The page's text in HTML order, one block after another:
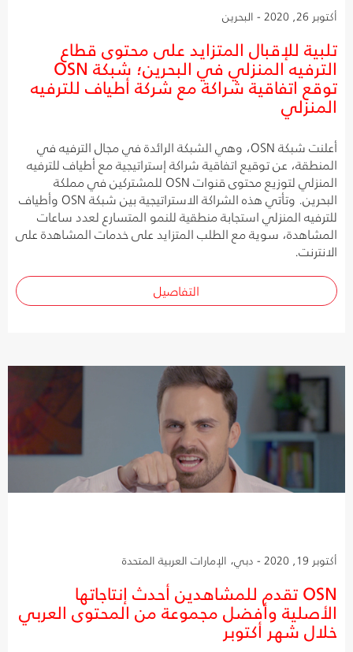
أكتوبر 26, 2020 - البحرين
تلبية للإقبال المتزايد على محتوى قطاع
الترفيه المنزلي في البحرين؛ شبكة OSN
توقع اتفاقية شراكة مع شركة أطياف للترفيه
المنزلي
أعلنت شبكة OSN، وهي الشبكة الرائدة في مجال الترفيه في
المنطقة، عن توقيع اتفاقية شراكة إستراتيجية مع أطياف للترفيه
المنزلي لتوزيع محتوى قنوات OSN للمشتركين في مملكة
البحرين. وتأتي هذه الشراكة الاستراتيجية بين شبكة OSN وأطياف
للترفيه المنزلي استجابة منطقية للنمو المتسارع لعدد ساعات
المشاهدة، سوية مع الطلب المتزايد على خدمات المشاهدة على
الانترنت.
التفاصيل
أكتوبر 19, 2020 - دبي، الإمارات العربية المتحدة
OSN تقدم للمشاهدين أحدث إنتاجاتها
الأصلية وأفضل مجموعة من المحتوى العربي
خلال شهر أكتوبر